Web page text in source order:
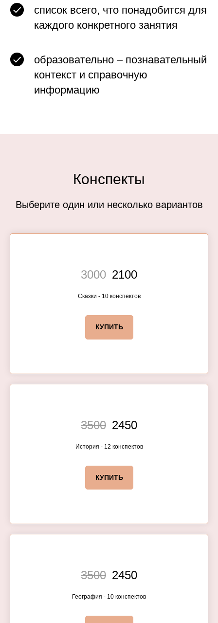
список всего, что понадобится для
каждого конкретного занятия
образовательно – познавательный
контекст и справочную
информацию
Конспекты
Выберите один или несколько вариантов
3000 2100
Сказки - 10 конспектов
КУПИТЬ
3500 2450
История - 12 конспектов
КУПИТЬ
3500 2450
География - 10 конспектов